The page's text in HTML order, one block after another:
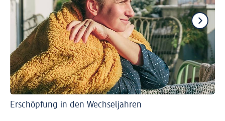
Erschöpfung in den Wechseljahren